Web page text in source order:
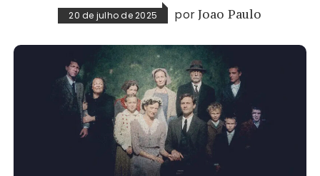
20 de julho de 2025 porJoao Paulo